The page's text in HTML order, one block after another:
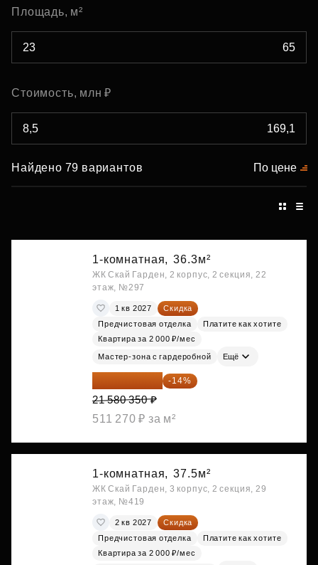
Площадь, м²
Стоимость, млн ₽
Найдено 79 вариантов По цене
1-комнатная, 36.3м²
ЖК Скай Гарден, 2 корпус, 2 секция, 22
этаж, №297
1 кв 2027
Скидка
Предчистовая отделка
Платите как хотите
Квартира за 2 000 ₽/мес
Мастер-зона с гардеробной Ещё
18 559 101 ₽ -14%
21 580 350 ₽
511 270 ₽ за м²
1-комнатная, 37.5м²
ЖК Скай Гарден, 3 корпус, 2 секция, 29
этаж, №419
2 кв 2027
Скидка
Предчистовая отделка
Платите как хотите
Квартира за 2 000 ₽/мес